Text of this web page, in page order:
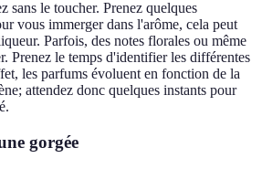
sans le toucher. Prenez quelques
vous immerger dans l'arôme, cela peut
Parfois, des notes florales ou même
Prenez le temps d'identifier les différentes
les parfums évoluent en fonction de la
attendez donc quelques instants pour
gorgée